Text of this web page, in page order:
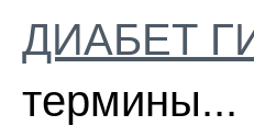
ДИАБЕТ
термины...